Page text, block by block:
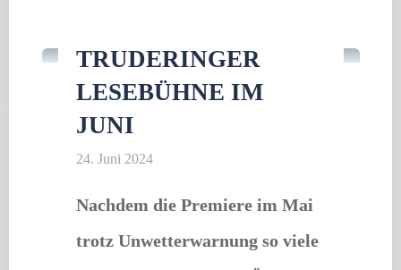
TRUDERINGER
LESEBÜHNE IM
JUNI
24. Juni 2024
Nachdem die Premiere im Mai
trotz Unwetterwarnung so viele